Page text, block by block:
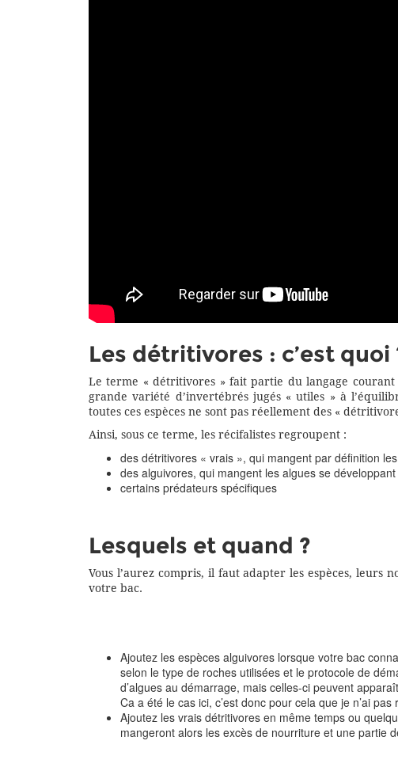
Les détritivores : c’est quoi
Le terme « détritivores » fait partie du langage
grande variété d’invertébrés jugés « utiles » à
toutes ces espèces ne sont pas réellement des «
Ainsi, sous ce terme, les récifalistes regroupent :
des détritivores « vrais », qui mangent par définition
des alguivores, qui mangent les algues se
certains prédateurs spécifiques
Lesquels et quand ?
Vous l’aurez compris, il faut adapter les espèces, leurs
votre bac.
Ajoutez les espèces alguivores lorsque votre bac
selon le type de roches utilisées et le protocole de
d’algues au démarrage, mais celles-ci peuvent
Ca a été le cas ici, c’est donc pour cela que je n’ai
Ajoutez les vrais détritivores en même temps ou
mangeront alors les excès de nourriture et une partie